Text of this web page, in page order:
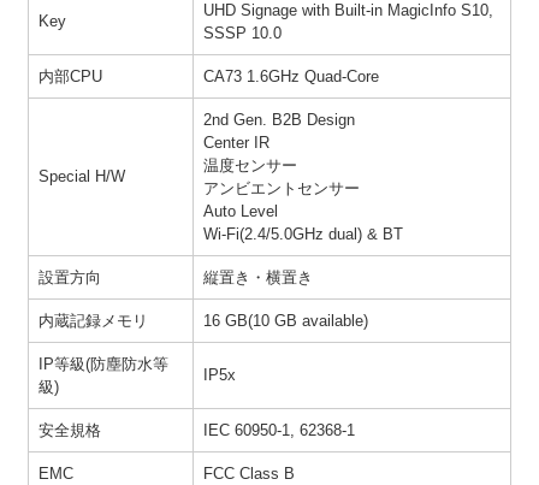
Key
UHD Signage with Built-in MagicInfo S10,
SSSP 10.0
内部CPU CA73 1.6GHz Quad-Core
Special H/W
2nd Gen. B2B Design
Center IR
温度センサー
アンビエントセンサー
Auto Level
Wi-Fi(2.4/5.0GHz dual) & BT
設置方向 縦置き・横置き
内蔵記録メモリ 16 GB(10 GB available)
IP等級(防塵防水等
級)
IP5x
安全規格 IEC 60950-1, 62368-1
EMC FCC Class B